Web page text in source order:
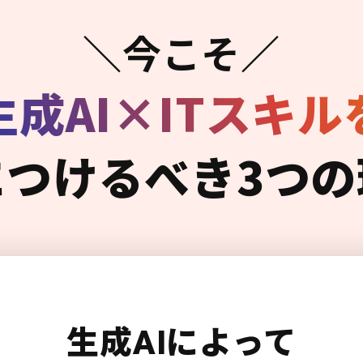
＼今こそ／
成AI×ITスキル
けるべき3つ
生成AIによって